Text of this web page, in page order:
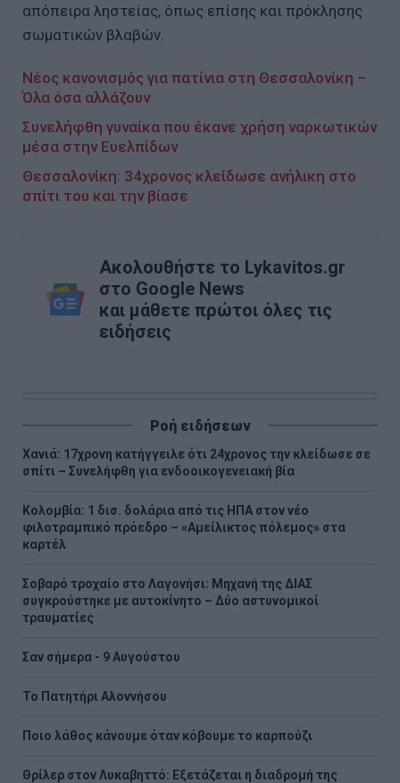
απόπειρα ληστείας, όπως επίσης και πρόκλησης
σωματικών βλαβών.
Νέος κανονισμός για πατίνια στη Θεσσαλονίκη –
Όλα όσα αλλάζουν
Συνελήφθη γυναίκα που έκανε χρήση ναρκωτικών
μέσα στην Ευελπίδων
Θεσσαλονίκη: 34χρονος κλείδωσε ανήλικη στο
σπίτι του και την βίασε
Ακολουθήστε το Lykavitos.gr
στο Google News
και μάθετε πρώτοι όλες τις
ειδήσεις
Ροή ειδήσεων
Χανιά: 17χρονη κατήγγειλε ότι 24χρονος την κλείδωσε σε
σπίτι – Συνελήφθη για ενδοοικογενειακή βία
Κολομβία: 1 δισ. δολάρια από τις ΗΠΑ στον νέο
φιλοτραμπικό πρόεδρο – «Αμείλικτος πόλεμος» στα
καρτέλ
Σοβαρό τροχαίο στο Λαγονήσι: Μηχανή της ΔΙΑΣ
συγκρούστηκε με αυτοκίνητο – Δύο αστυνομικοί
τραυματίες
Σαν σήμερα - 9 Αυγούστου
Το Πατητήρι Αλοννήσου
Ποιο λάθος κάνουμε όταν κόβουμε το καρπούζι
Θρίλερ στον Λυκαβηττό: Εξετάζεται η διαδρομή της